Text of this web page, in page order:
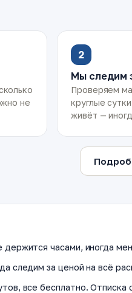
не
2
Мы следим
Проверяем
круглые
живёт —
часами, иногда
следим за ценой на всё
все бесплатно. Отписка